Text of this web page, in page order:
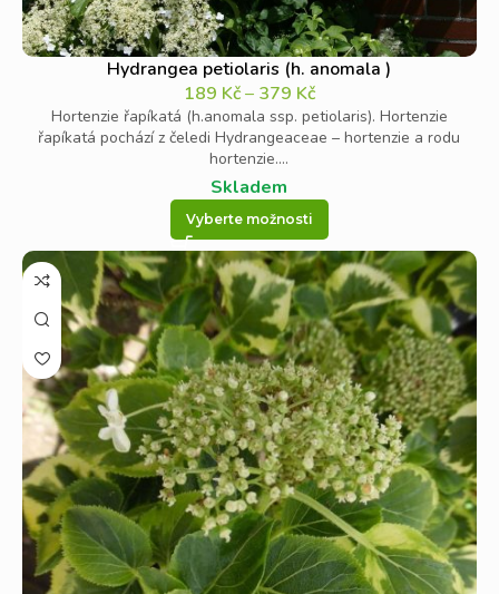
Hydrangea petiolaris (h. anomala )
189 Kč– 379 Kč
Hortenzie řapíkatá (h.anomala ssp. petiolaris). Hortenzie
řapíkatá pochází z čeledi Hydrangeaceae – hortenzie a rodu
hortenzie....
Skladem
Vyberte možnosti